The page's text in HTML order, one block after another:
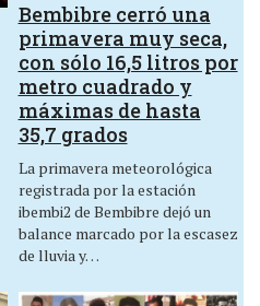
Bembibre cerró una
primavera muy seca,
con sólo 16,5 litros por
metro cuadrado y
máximas de hasta
35,7 grados
La primavera meteorológica
registrada por la estación
ibembi2 de Bembibre dejó un
balance marcado por la escasez
de lluvia y…